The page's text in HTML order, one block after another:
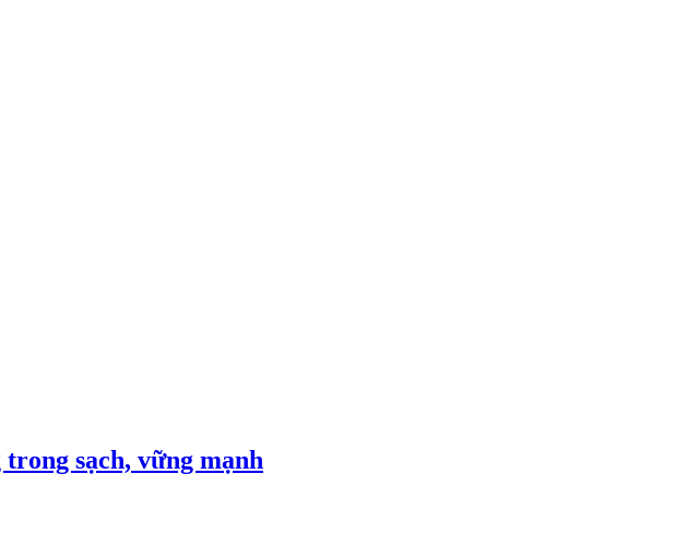
sạch, vững mạnh